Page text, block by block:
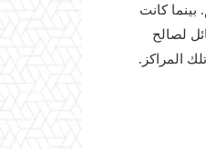
كانت
لصالح